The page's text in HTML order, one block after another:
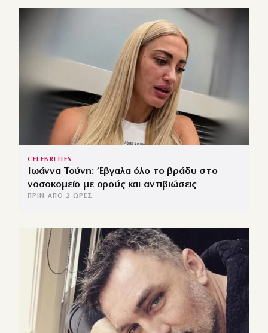
CELEBRITIES
Ιωάννα Τούνη: Έβγαλα όλο το βράδυ στο
νοσοκομείο με ορούς και αντιβιώσεις
ΠΡΙΝ ΑΠΌ 2 ΏΡΕΣ